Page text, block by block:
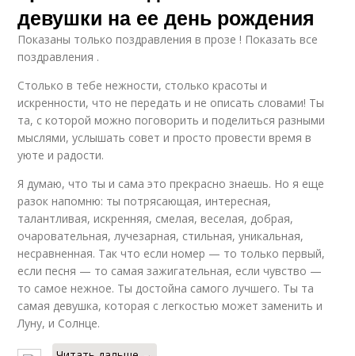
девушки на ее день рождения
Показаны только поздравления в прозе ! Показать все
поздравления .
Столько в тебе нежности, столько красоты и
искренности, что не передать и не описать словами! Ты
та, с которой можно поговорить и поделиться разными
мыслями, услышать совет и просто провести время в
уюте и радости.
Я думаю, что ты и сама это прекрасно знаешь. Но я еще
разок напомню: ты потрясающая, интересная,
талантливая, искренняя, смелая, веселая, добрая,
очаровательная, лучезарная, стильная, уникальная,
несравненная. Так что если номер — то только первый,
если песня — то самая зажигательная, если чувство —
то самое нежное. Ты достойна самого лучшего. Ты та
самая девушка, которая с легкостью может заменить и
Луну, и Солнце.